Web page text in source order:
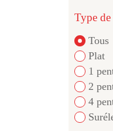
Type
Tous
Plat
1
2
4